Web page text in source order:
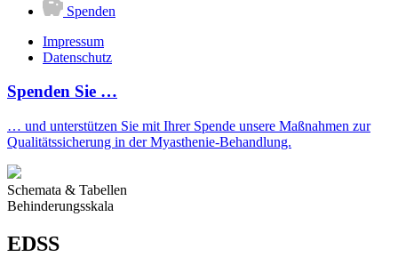
Spenden
Impressum
Datenschutz
Spenden Sie …
… und unterstützen Sie mit Ihrer Spende unsere Maßnahmen zur
Qualitätssicherung in der Myasthenie-Behandlung.
Schemata & Tabellen
Behinderungsskala
EDSS